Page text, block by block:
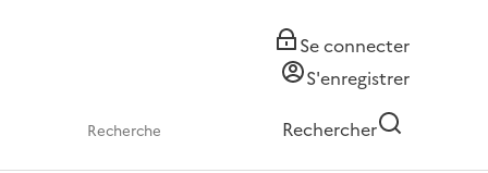
Se connecter
S'enregistrer
Rechercher